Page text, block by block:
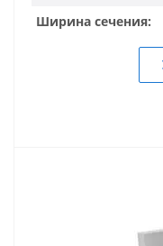
Ширина сечения: